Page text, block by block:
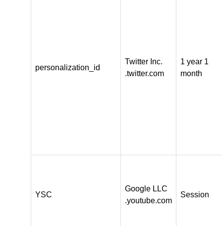
personalization_id
Twitter Inc.
.twitter.com
1 year 1
month
YSC
Google LLC
.youtube.com
Session